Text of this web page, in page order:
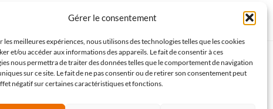
Gérer le consentement
les meilleures expériences, nous utilisons des technologies telles que les cookies
et/ou accéder aux informations des appareils. Le fait de consentir à ces
nous permettra de traiter des données telles que le comportement de navigation
sur ce site. Le fait de ne pas consentir ou de retirer son consentement peut
négatif sur certaines caractéristiques et fonctions.
Mentions légales